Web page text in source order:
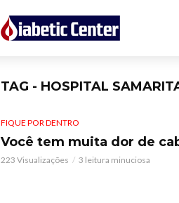
TAG - HOSPITAL
FIQUE POR DENTRO
Você tem muita dor de
223 Visualizações 3 leitura minuciosa